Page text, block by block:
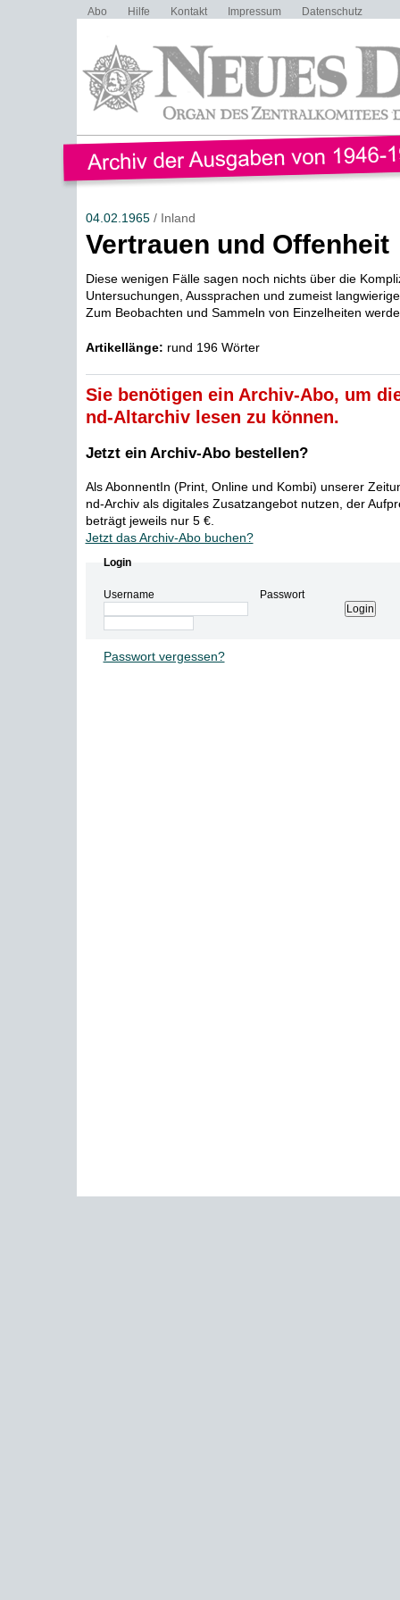
Abo Hilfe Kontakt Impressum Datenschutz
04.02.1965/ Inland
Vertrauen und Offenheit
Diese wenigen Fälle sagen noch nichts über die
Untersuchungen, Aussprachen und zumeist
Zum Beobachten und Sammeln von Einzelheiten
Artikellänge: rund 196 Wörter
Sie benötigen ein Archiv-Abo, um
nd-Altarchiv lesen zu können.
Jetzt ein Archiv-Abo bestellen?
Als AbonnentIn (Print, Online und Kombi) unserer
nd-Archiv als digitales Zusatzangebot nutzen, der
beträgt jeweils nur 5 €.
Jetzt das Archiv-Abo buchen?
Login
Username Passwort
Passwort vergessen?